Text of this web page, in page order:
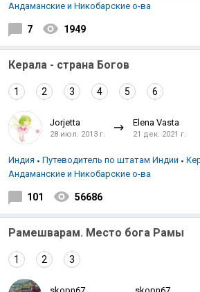
Андаманские и Никобарские о-ва
7 1949
Керала - страна Богов
1 2 3 4 5 6
Jorjetta
28 июл. 2013 г.
Elena Vasta
21 дек. 2021 г.
Индия Путеводитель по штатам Индии
Андаманские и Никобарские о-ва
101 56686
Рамешварам. Место бога Рамы
1 2 3
skopn67 skopn67